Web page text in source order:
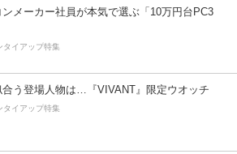
メーカー社員が本気で選ぶ「10万円台PC3
タイアップ特集
合う登場人物は…『VIVANT』限定ウオッチ
タイアップ特集